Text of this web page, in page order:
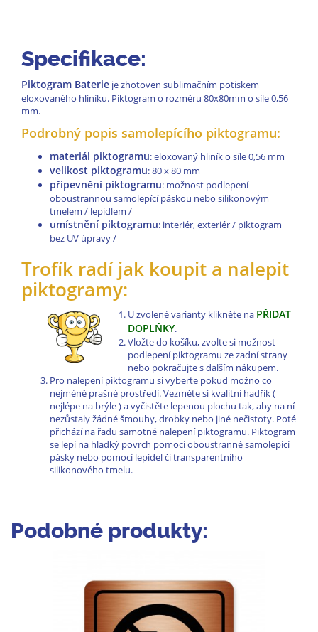
Specifikace:
Piktogram Baterie je zhotoven sublimačním potiskem
eloxovaného hliníku. Piktogram o rozměru 80x80mm o síle 0,56
mm.
Podrobný popis samolepícího piktogramu:
materiál piktogramu: eloxovaný hliník o síle 0,56 mm
velikost piktogramu: 80 x 80 mm
připevnění piktogramu: možnost podlepení
oboustrannou samolepící páskou nebo silikonovým
tmelem / lepidlem /
umístnění piktogramu: interiér, exteriér / piktogram
bez UV úpravy /
Trofík radí jak koupit a nalepit
piktogramy:
U zvolené varianty klikněte na PŘIDAT
DOPLŇKY.
Vložte do košíku, zvolte si možnost
podlepení piktogramu ze zadní strany
nebo pokračujte s dalším nákupem.
Pro nalepení piktogramu si vyberte pokud možno co
nejméně prašné prostředí. Vezměte si kvalitní hadřík (
nejlépe na brýle ) a vyčistěte lepenou plochu tak, aby na ní
nezůstaly žádné šmouhy, drobky nebo jiné nečistoty. Poté
přichází na řadu samotné nalepení piktogramu. Piktogram
se lepí na hladký povrch pomocí oboustranné samolepící
pásky nebo pomocí lepidel či transparentního
silikonového tmelu.
Podobné produkty: